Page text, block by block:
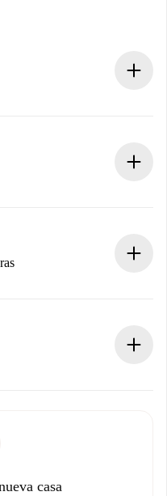
por adelantado.
ningún cargo y te
casa